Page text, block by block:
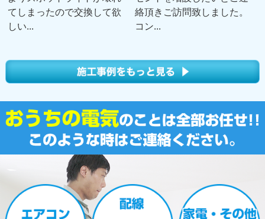
てしまったので交換して欲
しい...
絡頂きご訪問致しました。
コン...